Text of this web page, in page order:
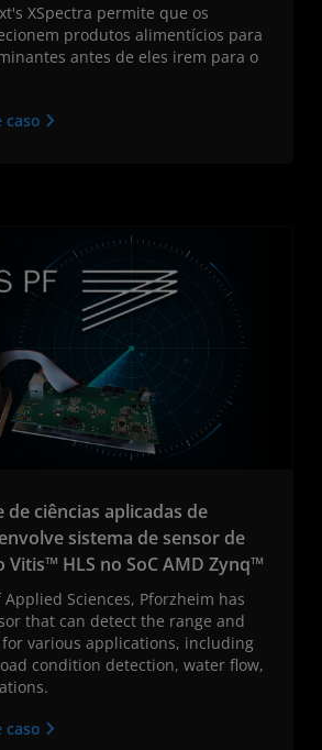
XSpectra permite que os
produtos alimentícios para
antes de eles irem para o
caso
ciências aplicadas de
sistema de sensor de
Vitis™ HLS no SoC AMD Zynq™
Sciences, Pforzheim has
that can detect the range and
various applications, including
condition detection, water flow,
caso